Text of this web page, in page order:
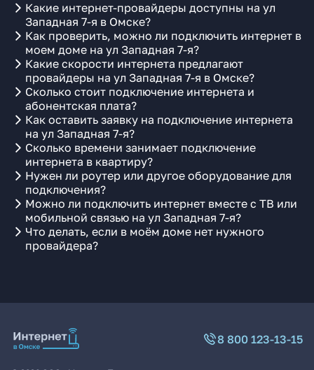
Какие интернет-провайдеры доступны на ул
Западная 7-я в Омске?
Как проверить, можно ли подключить интернет в
моем доме на ул Западная 7-я?
Какие скорости интернета предлагают
провайдеры на ул Западная 7-я в Омске?
Сколько стоит подключение интернета и
абонентская плата?
Как оставить заявку на подключение интернета
на ул Западная 7-я?
Сколько времени занимает подключение
интернета в квартиру?
Нужен ли роутер или другое оборудование для
подключения?
Можно ли подключить интернет вместе с ТВ или
мобильной связью на ул Западная 7-я?
Что делать, если в моём доме нет нужного
провайдера?
8 800 123-13-15